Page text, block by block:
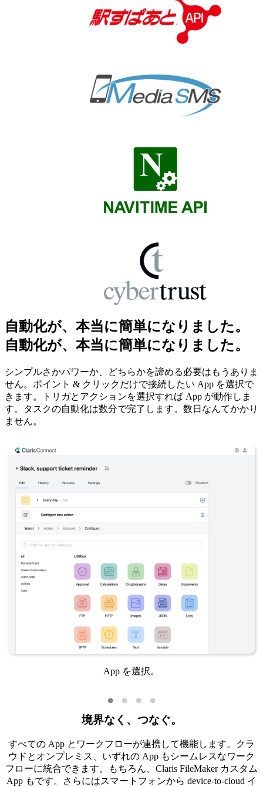
自動化が、本当に簡単になりました。
自動化が、本当に簡単になりました。
シンプルさかパワーか、どちらかを諦める必要はもうありま
せん。ポイント & クリックだけで接続したい App を選択で
きます。トリガとアクションを選択すれば App が動作しま
す。タスクの自動化は数分で完了します。数日なんてかかり
ません。
App を選択。
境界なく、つなぐ。
すべての App とワークフローが連携して機能します。クラ
ウドとオンプレミス、いずれの App もシームレスなワーク
フローに統合できます。もちろん、Claris FileMaker カスタム
App もです。さらにはスマートフォンから device-to-cloud イ